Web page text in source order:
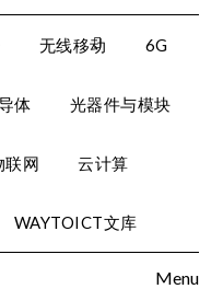
无线移动 6G
体 光器件与模块
联网 云计算
WAYTOICT文库
Menu